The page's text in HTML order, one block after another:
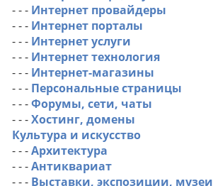
- - - Интернет провайдеры
- - - Интернет порталы
- - - Интернет услуги
- - - Интернет технология
- - - Интернет-магазины
- - - Персональные страницы
- - -Форумы, сети, чаты
- - -Хостинг, домены
Культура и искусство
- - -Архитектура
- - -Антиквариат
- - - Выставки, экспозиции, музеи